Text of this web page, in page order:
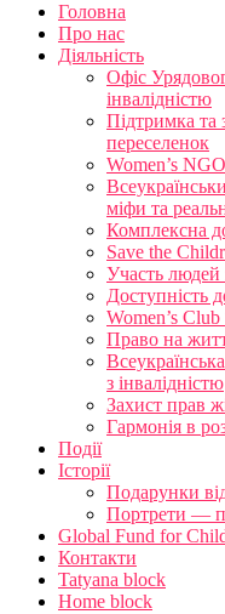
Головна
Про нас
Діяльність
Офіс
інвалідністю
Підтримка та
переселенок
Women’s
міфи та
Комплексна
Save the
Участь людей
Доступність
Women’s
Право на
з інвалідністю
Захист прав
Гармонія в
Події
Історії
Подарунки
Портрети —
Global Fund for
Контакти
Tatyana block
Home block